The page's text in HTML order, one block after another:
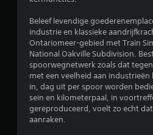
Beleef levendige
industrie en klassieke
Ontariomeer-gebied met Train
National Oakville Subdivision.
spoorwegnetwerk zoals dat
met een veelheid aan
in, dag uit per spoor worden
sein en kilometerpaal, in
gereproduceerd, voelt zo echt
aanraken.